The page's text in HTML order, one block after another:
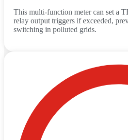
This multi-function meter can set a
relay output triggers if exceeded,
switching in polluted grids.